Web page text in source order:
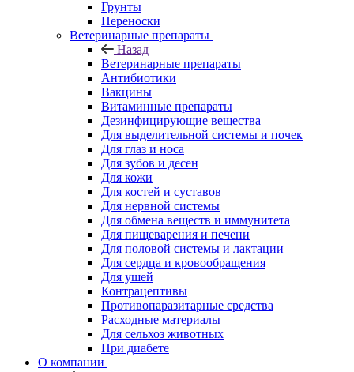
Грунты
Переноски
Ветеринарные препараты
Назад
Ветеринарные препараты
Антибиотики
Вакцины
Витаминные препараты
Дезинфицирующие вещества
Для выделительной системы и почек
Для глаз и носа
Для зубов и десен
Для кожи
Для костей и суставов
Для нервной системы
Для обмена веществ и иммунитета
Для пищеварения и печени
Для половой системы и лактации
Для сердца и кровообращения
Для ушей
Контрацептивы
Противопаразитарные средства
Расходные материалы
Для сельхоз животных
При диабете
О компании